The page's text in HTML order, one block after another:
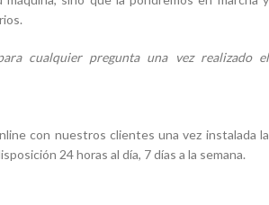
cualquier pregunta una vez realizado el
con nuestros clientes una vez instalada la
24 horas al día, 7 días a la semana.